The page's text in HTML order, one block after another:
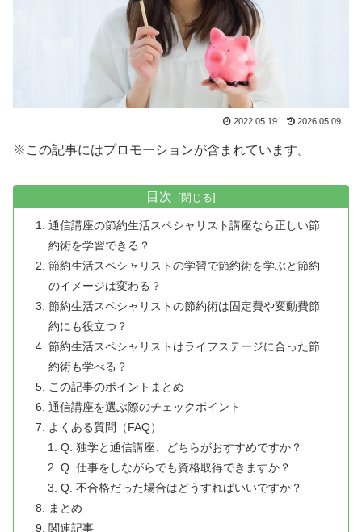
2022.05.19 2026.05.09
※この記事にはプロモーションが含まれています。
目次
通信講座の節約生活スペシャリスト講座なら正しい節
約術を学習できる？
節約生活スペシャリストの学習で節約術を学ぶと節約
のイメージは変わる？
節約生活スペシャリストの節約術は固定費や変動費節
約にも役立つ？
節約生活スペシャリストはライフステージに合った節
約術も学べる？
この記事のポイントまとめ
通信講座を選ぶ際のチェックポイント
よくある質問（FAQ）
Q. 独学と通信講座、どちらがおすすめですか？
Q. 仕事をしながらでも資格取得できますか？
Q. 不合格だった場合はどうすればいいですか？
まとめ
関連記事